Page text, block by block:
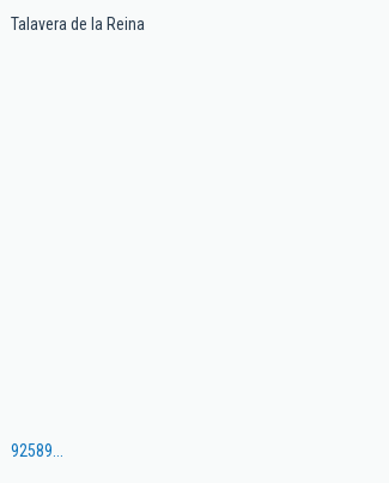
Talavera de la Reina
92589...